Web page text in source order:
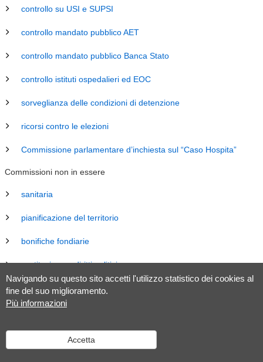
Navigando su questo sito accetti l'utilizzo statistico dei cookies al
fine del suo miglioramento.
Più informazioni
Accetta
controllo su USI e SUPSI
controllo mandato pubblico AET
controllo mandato pubblico Banca Stato
controllo istituti ospedalieri ed EOC
sorveglianza delle condizioni di detenzione
ricorsi contro le elezioni
Commissione parlamentare d’inchiesta sul “Caso Hospita”
Commissioni non in essere
sanitaria
pianificazione del territorio
bonifiche fondiarie
costituzione e diritti politici
energia